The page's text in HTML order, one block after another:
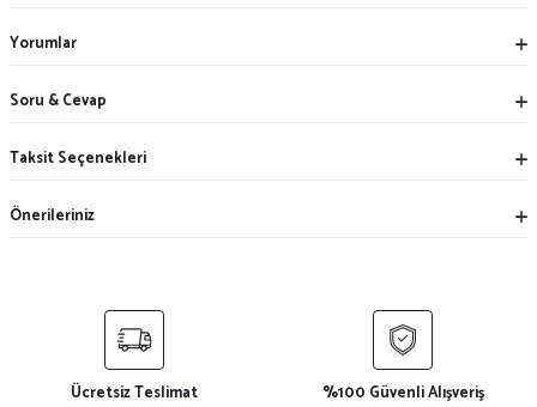
Yorumlar
Soru & Cevap
Taksit Seçenekleri
Önerileriniz
Ücretsiz Teslimat %100 Güvenli Alışveriş